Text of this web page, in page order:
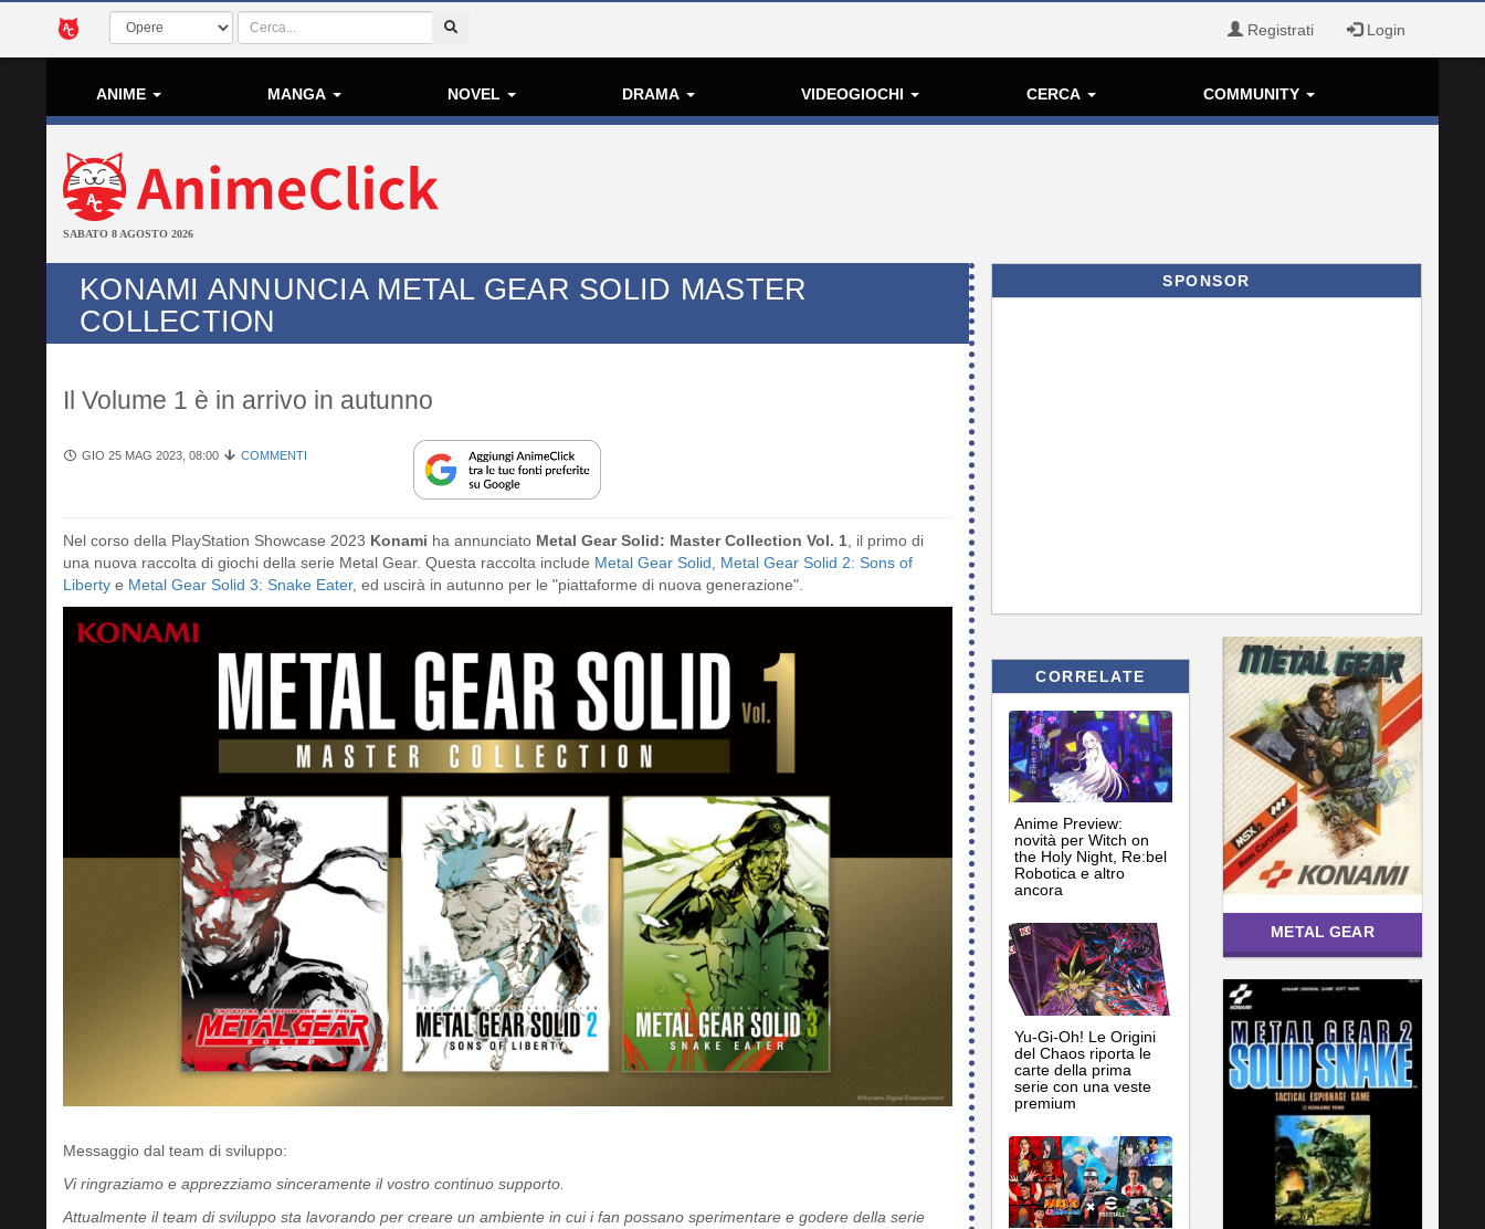
Registrati Login
ANIME MANGA NOVEL DRAMA VIDEOGIOCHI CERCA COMMUNITY
SABATO 8 AGOSTO 2026
KONAMI ANNUNCIA METAL GEAR SOLID MASTER
COLLECTION
Il Volume 1 è in arrivo in autunno
GIO 25 MAG 2023, 08:00 COMMENTI
Nel corso della PlayStation Showcase 2023 Konami ha annunciato Metal Gear Solid: Master Collection Vol. 1 , il primo di
una nuova raccolta di giochi della serie Metal Gear. Questa raccolta include Metal Gear Solid
Metal Gear Solid 2: Sons of
Liberty e Metal Gear Solid 3: Snake Eater, ed uscirà in autunno per le "piattaforme di nuova generazione".
Messaggio dal team di sviluppo:
Vi ringraziamo e apprezziamo sinceramente il vostro continuo supporto.
Attualmente il team di sviluppo sta lavorando per creare un ambiente in cui i fan possano sperimentare e godere della serie
SPONSOR
CORRELATE
Anime Preview:
novità per Witch on
the Holy Night, Re:bel
Robotica e altro
ancora
Yu-Gi-Oh! Le Origini
del Chaos riporta le
carte della prima
serie con una veste
premium
METAL GEAR